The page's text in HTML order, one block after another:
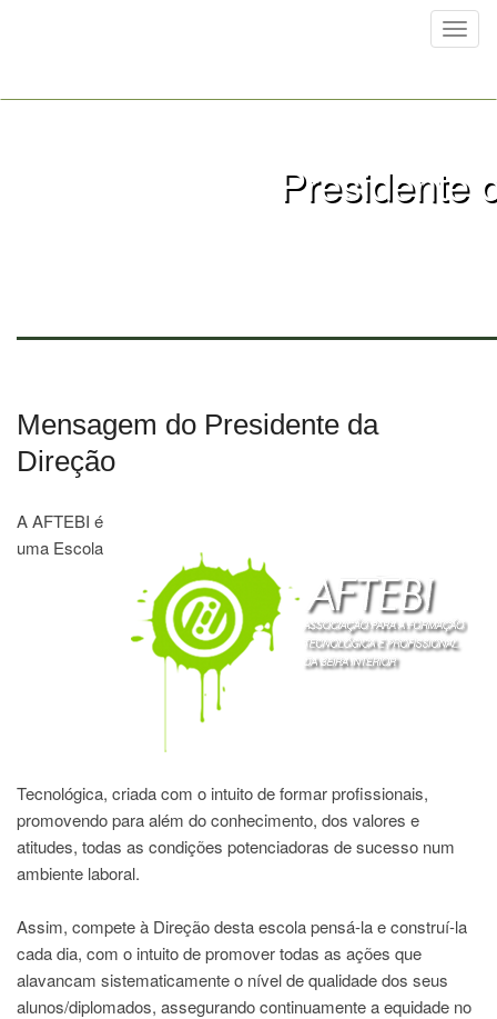
Presidente
Mensagem do Presidente da
Direção
A AFTEBI é
uma Escola
Tecnológica, criada com o intuito de formar profissionais,
promovendo para além do conhecimento, dos valores e
atitudes, todas as condições potenciadoras de sucesso num
ambiente laboral.
Assim, compete à Direção desta escola pensá-la e construí-la
cada dia, com o intuito de promover todas as ações que
alavancam sistematicamente o nível de qualidade dos seus
alunos/diplomados, assegurando continuamente a equidade no